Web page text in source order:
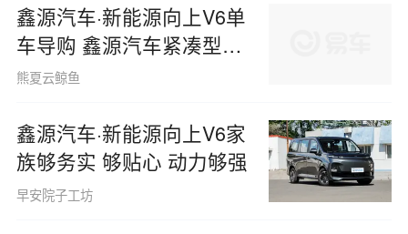
鑫源汽车·新能源向上V6单
车导购 鑫源汽车紧凑型
mpv
熊夏云鲸鱼
鑫源汽车·新能源向上V6家
族够务实 够贴心 动力够强
早安院子工坊